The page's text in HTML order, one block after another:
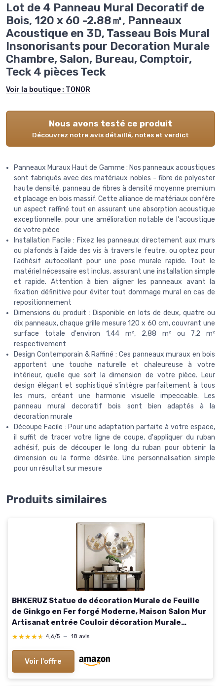
Lot de 4 Panneau Mural Decoratif de
Bois, 120 x 60 -2.88㎡, Panneaux
Acoustique en 3D, Tasseau Bois Mural
Insonorisants pour Decoration Murale
Chambre, Salon, Bureau, Comptoir,
Teck 4 pièces Teck
Voir la boutique : TONOR
Nous avons testé ce produit
Découvrez notre avis détaillé, notes et verdict
Panneaux Muraux Haut de Gamme : Nos panneaux acoustiques
sont fabriqués avec des matériaux nobles - fibre de polyester
haute densité, panneau de fibres à densité moyenne premium
et placage en bois massif. Cette alliance de matériaux confère
un aspect raffiné tout en assurant une absorption acoustique
exceptionnelle, pour une amélioration notable de l'acoustique
de votre pièce
Installation Facile : Fixez les panneaux directement aux murs
ou plafonds à l'aide des vis à travers le feutre, ou optez pour
l'adhésif autocollant pour une pose murale rapide. Tout le
matériel nécessaire est inclus, assurant une installation simple
et rapide. Attention à bien aligner les panneaux avant la
fixation définitive pour éviter tout dommage mural en cas de
repositionnement
Dimensions du produit : Disponible en lots de deux, quatre ou
dix panneaux, chaque grille mesure 120 x 60 cm, couvrant une
surface totale d'environ 1,44 m², 2,88 m² ou 7,2 m²
respectivement
Design Contemporain & Raffiné : Ces panneaux muraux en bois
apportent une touche naturelle et chaleureuse à votre
intérieur, quelle que soit la dimension de votre pièce. Leur
design élégant et sophistiqué s'intègre parfaitement à tous
les murs, créant une harmonie visuelle impeccable. Les
panneau mural decoratif bois sont bien adaptés à la
decoration murale
Découpe Facile : Pour une adaptation parfaite à votre espace,
il suffit de tracer votre ligne de coupe, d'appliquer du ruban
adhésif, puis de découper le long du ruban pour obtenir la
dimension ou la forme désirée. Une personnalisation simple
pour un résultat sur mesure
Produits similaires
BHKERUZ Statue de décoration Murale de Feuille
de Ginkgo en Fer forgé Moderne, Maison Salon Mur
Artisanat entrée Couloir décoration Murale
Ornement,110 * 67cm
★★★★★
★★★★★ 4,6/5 — 18 avis
Voir l'offre